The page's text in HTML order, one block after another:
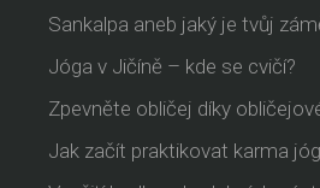
Sankalpa aneb jaký je tvůj
Jóga v Jičíně – kde se cvičí?
Zpevněte obličej díky
Jak začít praktikovat karma